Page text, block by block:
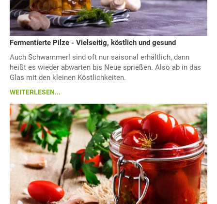
Fermentierte Pilze - Vielseitig, köstlich und gesund
Auch Schwammerl sind oft nur saisonal erhältlich, dann
heißt es wieder abwarten bis Neue sprießen. Also ab in das
Glas mit den kleinen Köstlichkeiten.
WEITERLESEN...